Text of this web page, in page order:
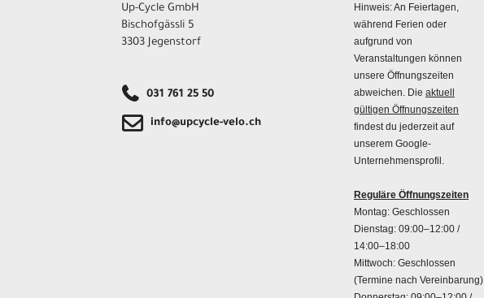
Up-Cycle GmbH
Bischofgässli 5
3303 Jegenstorf
031 761 25 50
info@upcycle-velo.ch
Hinweis: An Feiertagen,
während Ferien oder
aufgrund von
Veranstaltungen können
unsere Öffnungszeiten
abweichen. Die aktuell
gültigen Öffnungszeiten
findest du jederzeit auf
unserem Google-
Unternehmensprofil.
Reguläre Öffnungszeiten
Montag: Geschlossen
Dienstag: 09:00–12:00 /
14:00–18:00
Mittwoch: Geschlossen
(Termine nach Vereinbarung)